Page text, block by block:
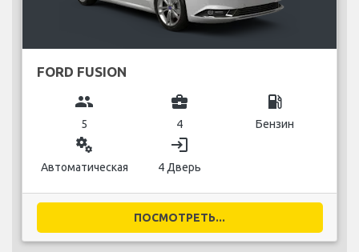
FORD FUSION
group
5
business_center
4
local_gas_station
Бензин
miscellaneous_services
Автоматическая
login
4 Дверь
ПОСМОТРЕТЬ...